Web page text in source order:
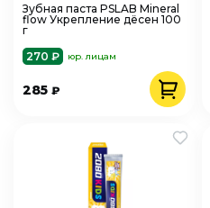
Зубная паста PSLAB Mineral
flow Укрепление дёсен 100
г
270 ₽
юр. лицам
285 ₽